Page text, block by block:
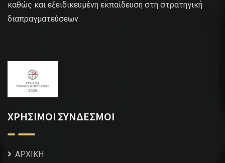
καθώς και εξειδικευμένη εκπαίδευση στη στρατηγική
διαπραγματεύσεων.
ΧΡΗΣΙΜΟΙ ΣΥΝΔΕΣΜΟΙ
ΑΡΧΙΚΗ